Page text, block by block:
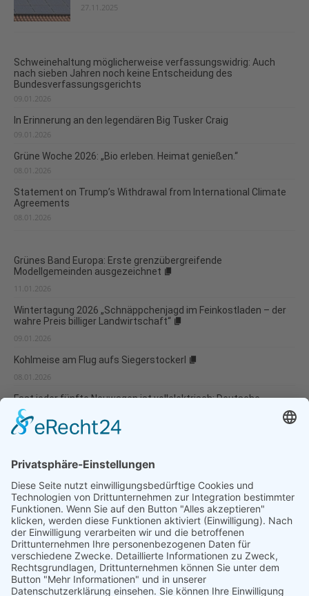
27.11.2025
Schweinehaltung möglicherweise verfassungswidrig: Auch
nach sieben Jahren noch keine Entscheidung des
Bundesverfassungsgerichts
09.01.2026
In Erinnerung an den legendären Big Tusker Craig
09.01.2026
Grüne Woche 2026: „Bio erleben. Heimat genießen.“
08.01.2026
Statement on Trump’s Withdrawal from International Climate
Agreements
08.01.2026
Grünes Band Europa: Erste grenzübergreifende
Modellgemeinden ausgezeichnet
11.01.2026
Wintertagung 2026 „Schnäppchenjagd im Feinkostladen – der
wahre Preis billiger Landwirtschaft“
09.01.2026
Kohlmeise am Flug aufs Siegerstockerl
08.01.2026
Fast jeder fünfte Neuwagen ist vollelektrisch: Deutsche
Umwelthilfe veröffentlicht Verbraucherleitfaden für besonders
umweltverträgliche Modellwahl und...
07.01.2026